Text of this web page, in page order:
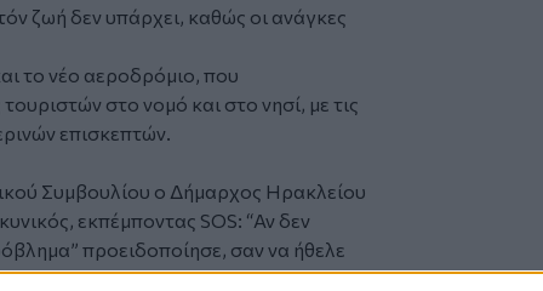
ζωή δεν υπάρχει, καθώς οι ανάγκες
το νέο αεροδρόμιο, που
στο νομό και στο νησί, με τις
επισκεπτών.
Συμβουλίου ο Δήμαρχος Ηρακλείου
εκπέμποντας SOS: “Αν δεν
προειδοποίησε, σαν να ήθελε
και να κάνει θεία… επίκληση, μπας